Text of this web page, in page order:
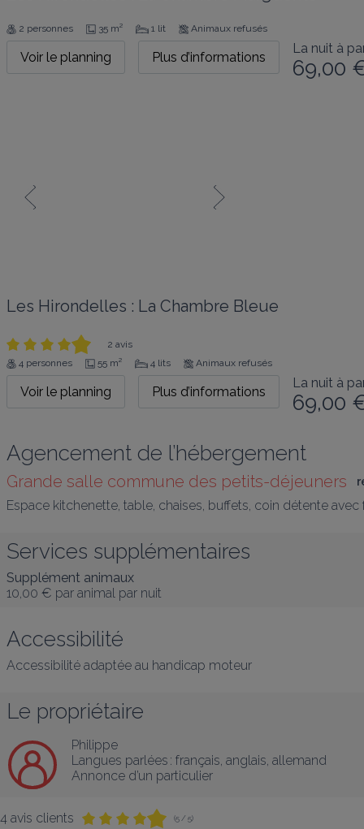
2 personnes 35 m² 1 lit Animaux refusés
Voir le planning Plus d’informations
La nuit à
69,00
Les Hirondelles : La Chambre Bleue
2 avis
4 personnes
55 m² 4 lits Animaux refusés
Voir le planning Plus d’informations
La nuit à
69,00
Agencement de l’hébergement
Grande salle commune des petits-déjeuners
Espace kitchenette, table, chaises, buffets, coin détente
Services supplémentaires
Supplément animaux
10,00 € par animal par nuit
Accessibilité
Accessibilité adaptée au handicap moteur
Le propriétaire
Philippe
Langues parlées : français, anglais, allemand
Annonce d’un particulier
4 avis clients (5 / 5)